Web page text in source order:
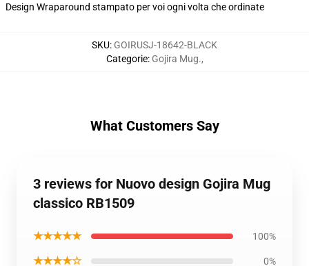
Design Wraparound stampato per voi ogni volta che ordinate
SKU: GOIRUSJ-18642-BLACK
Categorie: Gojira Mug.,
What Customers Say
3 reviews for Nuovo design Gojira Mug
classico RB1509
★★★★★ 100%
★★★★☆ 0%